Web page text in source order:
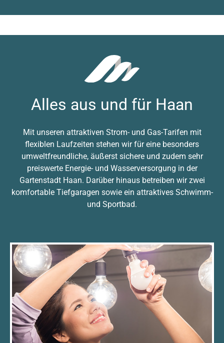
Alles aus und für Haan
Mit unseren attraktiven Strom- und Gas-Tarifen mit
flexiblen Laufzeiten stehen wir für eine besonders
umweltfreundliche, äußerst sichere und zudem sehr
preiswerte Energie- und Wasserversorgung in der
Gartenstadt Haan. Darüber hinaus betreiben wir zwei
komfortable Tiefgaragen sowie ein attraktives Schwimm-
und Sportbad.